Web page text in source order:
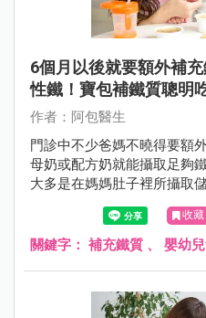
6個月以後就要額外補
性鐵！寶包補鐵質聰明
作者：阿包醫生
門診中不少爸媽不曉得要額
母奶或配方奶就能攝取足夠
大多是在媽媽肚子裡所攝取
消耗殆盡，這時就須從食物
寶包聰明補鐵。
收藏
關鍵字： 補充鐵質 、 嬰幼